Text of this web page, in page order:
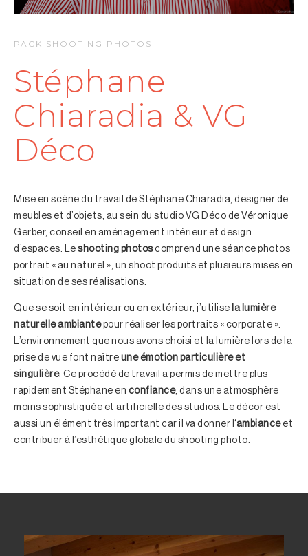
PACK SHOOTING PHOTOS
Stéphane
Chiaradia & VG
Déco
Mise en scène du travail de Stéphane Chiaradia, designer de
meubles et d’objets, au sein du studio VG Déco de Véronique
Gerber, conseil en aménagement intérieur et design
d’espaces. Le shooting photoscomprend une séance photos
portrait « au naturel », un shoot produits et plusieurs mises en
situation de ses réalisations.
Que se soit en intérieur ou en extérieur, j’utilise la lumière
naturelle ambiantepour réaliser les portraits « corporate ».
L’environnement que nous avons choisi et la lumière lors de la
prise de vue font naître une émotion particulière et
singulière. Ce procédé de travail a permis de mettre plus
rapidement Stéphane en confiance, dans une atmosphère
moins sophistiquée et artificielle des studios. Le décor est
aussi un élément très important car il va donner l ‘ambianceet
contribuer à l’esthétique globale du shooting photo.